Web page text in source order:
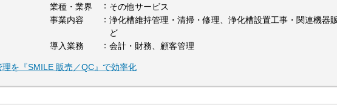
業種・業界
その他サービス
事業内容
浄化槽維持管理・清掃・修理、浄化槽設置工事・関連機器
ど
導入業務
会計・財務、顧客管理
を『SMILE 販売／QC』で効率化